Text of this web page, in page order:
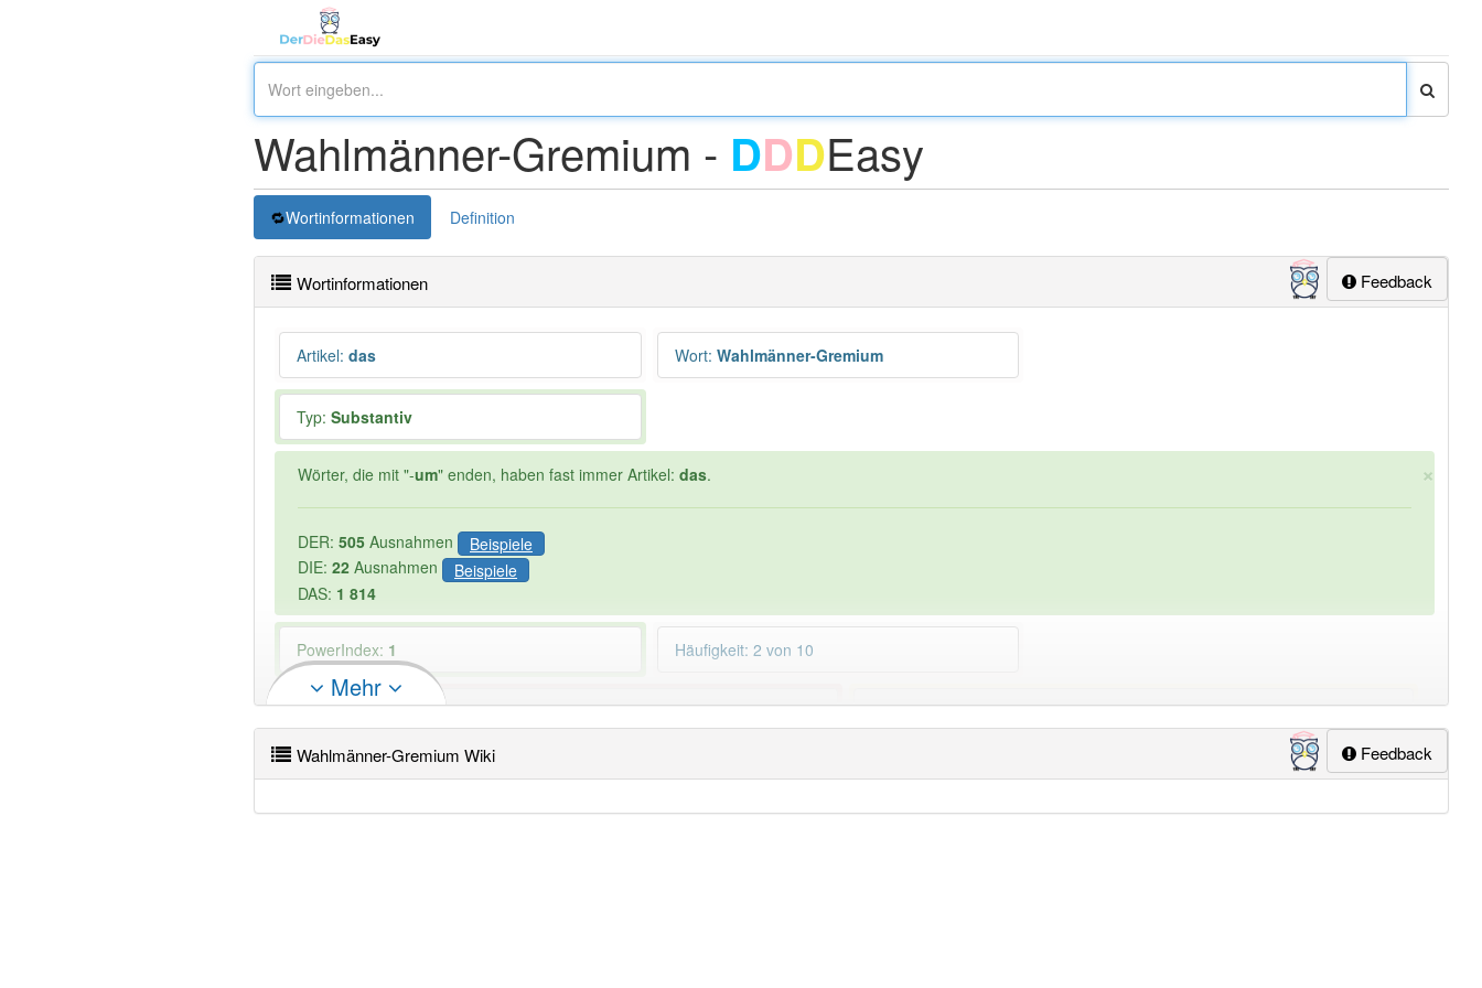
Wahlmänner-Gremium - DDDEasy
Wortinformationen Definition
Feedback
Wortinformationen
Artikel: das Wort: Wahlmänner-Gremium
Typ: Substantiv
×
Wörter, die mit "-um" enden, haben fast immer Artikel: das.
DER: 505 Ausnahmen
Beispiele
DIE: 22 Ausnahmen
Beispiele
DAS: 1 814
PowerIndex: 1 Häufigkeit: 2 von 10
Wörter mit Endung-wahlmänner-gremiumaber mit einem anderen
Artikel: -1
84% unserer Spielapp-Nutzer haben den Artikel korrekt erraten.
Mehr
Feedback
Wahlmänner-Gremium Wiki